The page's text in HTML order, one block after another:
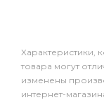
Xарактеристики,
товара могут
изменены
интернет-